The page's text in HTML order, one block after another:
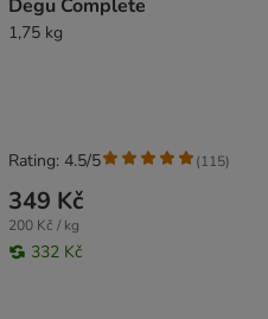
Degu Complete
1,75 kg
349 Kč
200 Kč / kg
332 Kč
Rating: 4.5/5 (115)